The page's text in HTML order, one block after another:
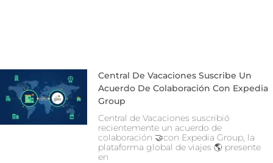
Central De Vacaciones Suscribe Un
Acuerdo De Colaboración Con Expedia
Group
Central de Vacaciones suscribió
recientemente un acuerdo de
colaboración 🤝con Expedia Group, la
plataforma global de viajes 🌎 presente
en